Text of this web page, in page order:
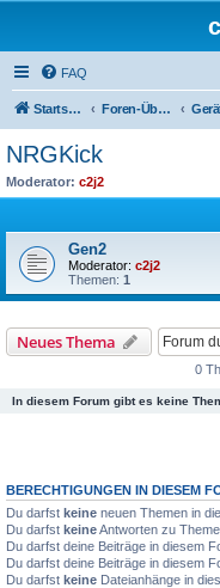
FAQ
Startseite Foren-Übersicht
NRGKick
Moderator: c2j2
Gen2
Moderator: c2j2
Themen: 1
Neues Thema
0
In diesem Forum gibt es keine
BERECHTIGUNGEN IN DIESEM
Du darfst keine neuen Themen in
Du darfst keineAntworten zu
Du darfst deine Beiträge in diesem
Du darfst deine Beiträge in diesem
Du darfst keine Dateianhänge in